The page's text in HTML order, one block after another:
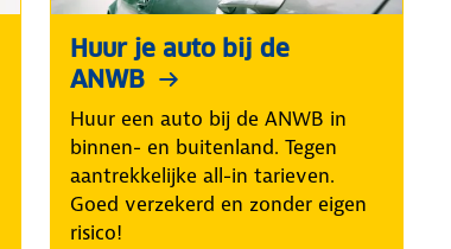
Huur je auto bij de
ANWB
Huur een auto bij de ANWB in
binnen- en buitenland. Tegen
aantrekkelijke all-in tarieven.
Goed verzekerd en zonder eigen
risico!